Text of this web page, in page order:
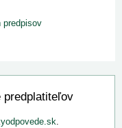
predpisov
predplatiteľov
.